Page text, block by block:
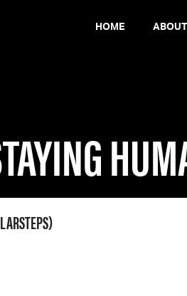
HOME ABOUT